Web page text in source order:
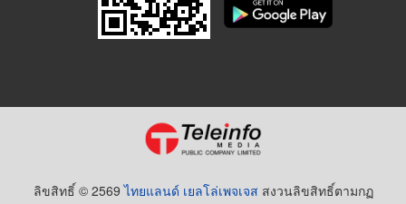
ลิขสิทธิ์ © 2569ไทยแลนด์ เยลโล่เพจเจส สงวนลิขสิทธิ์ตามกฏ